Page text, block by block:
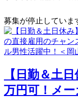
募集が停止していま
【日勤＆土
万円可！メ